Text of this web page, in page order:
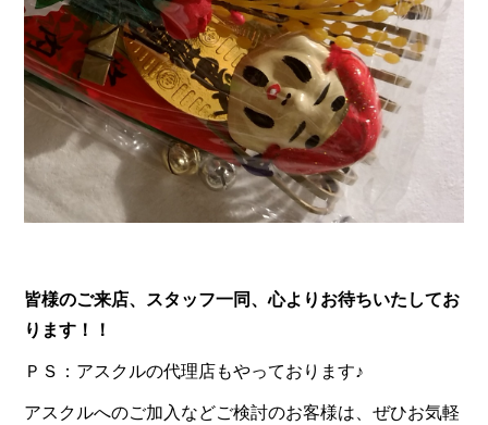
皆様のご来店、スタッフ一同、心よりお待ちいたしてお
ります！！
ＰＳ：アスクルの代理店もやっております♪
アスクルへのご加入などご検討のお客様は、ぜひお気軽